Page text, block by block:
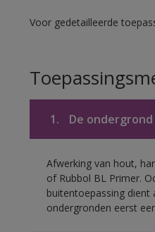
Voor gedetailleerde
1. De ondergrond
Afwerking van hout,
of Rubbol BL Primer.
buitentoepassing dient
ondergronden eerst